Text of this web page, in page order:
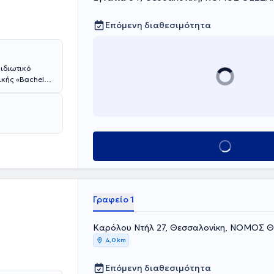
«Bachelor
συνέδρια
Επόμενη διαθεσιμότητα
Κλείσε ραντεβού
Γραφείο 1
Καρόλου Ντήλ 27, Θεσσαλονίκη, ΝΟΜΟΣ
4,0 km
Επόμενη διαθεσιμότητα